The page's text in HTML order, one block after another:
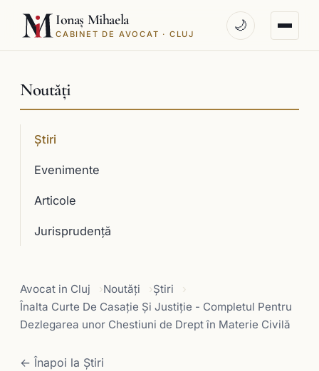
Ionaș Mihaela
CABINET DE AVOCAT · CLUJ
🌙
Noutăți
Știri
Evenimente
Articole
Jurisprudenţă
Avocat in Cluj Noutăți
Știri
Înalta Curte De Casaţie Şi Justiţie - Completul Pentru
Dezlegarea unor Chestiuni de Drept în Materie Civilă
← Înapoi la Știri